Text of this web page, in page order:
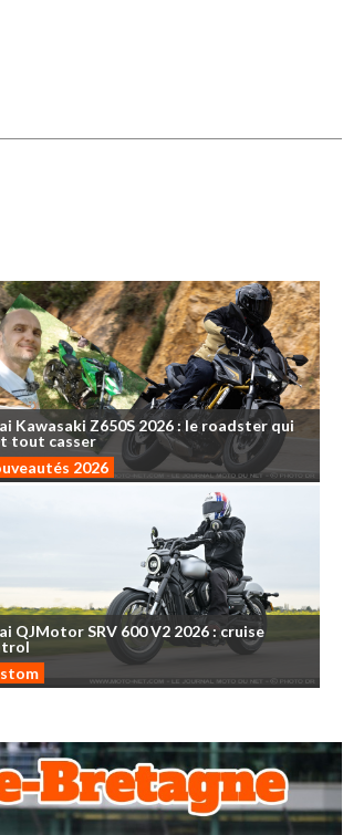
Kawasaki Z650S2026: le roadster qui
tout casser
2026
QJMotorSRV 600V2 2026: cruise